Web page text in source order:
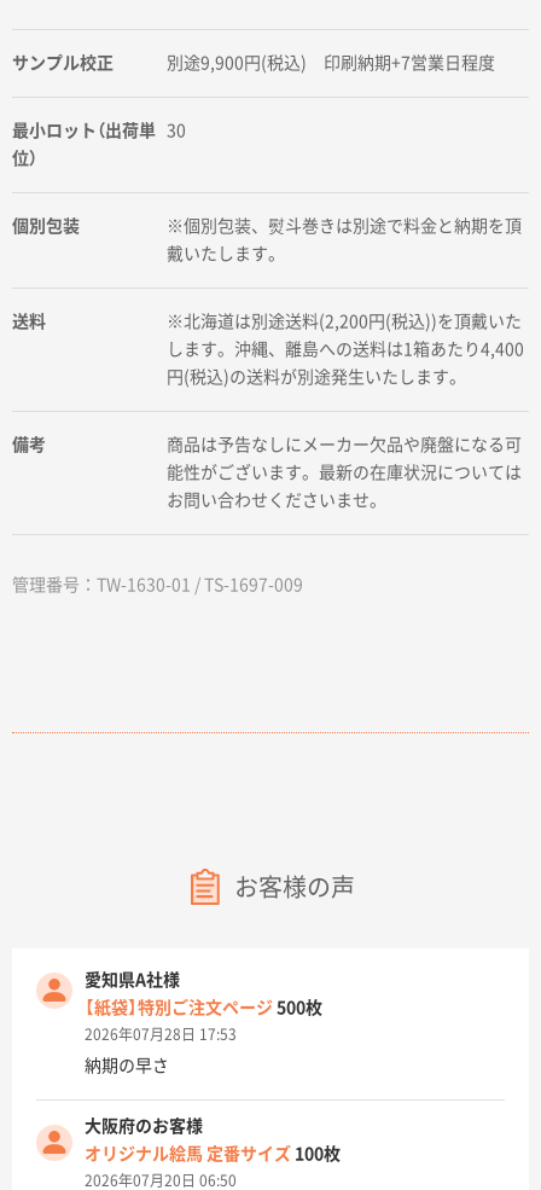
サンプル校正 別途9,900円(税込) 印刷納期+7営業日程度
最小ロット（出荷単
位）
30
個別包装
※個別包装、熨斗巻きは別途で料金と納期を頂
戴いたします。
送料
※北海道は別途送料(2,200円(税込))を頂戴いた
します。沖縄、離島への送料は1箱あたり4,400
円(税込)の送料が別途発生いたします。
備考
商品は予告なしにメーカー欠品や廃盤になる可
能性がございます。最新の在庫状況については
お問い合わせくださいませ。
管理番号：TW-1630-01 / TS-1697-009
お客様の声
愛知県A社様
【紙袋】特別ご注文ページ 500枚
2026年07月28日 17:53
納期の早さ
大阪府のお客様
オリジナル絵馬 定番サイズ 100枚
2026年07月20日 06:50